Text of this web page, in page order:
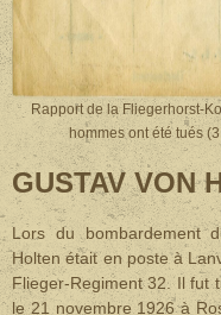
Rapport dela Fliegerhorst-
hommes ont été tués
GUSTAV VON
Lors du bombardement
Holten était en poste à
Flieger-Regiment 32. Il fut
le 21 novembre 1926 à